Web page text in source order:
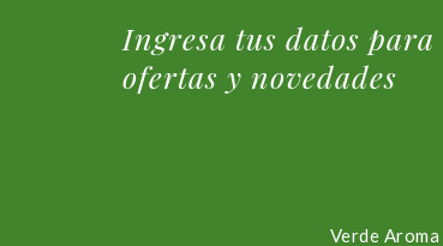
Ingresa tus datos
ofertas y novedades
Verde